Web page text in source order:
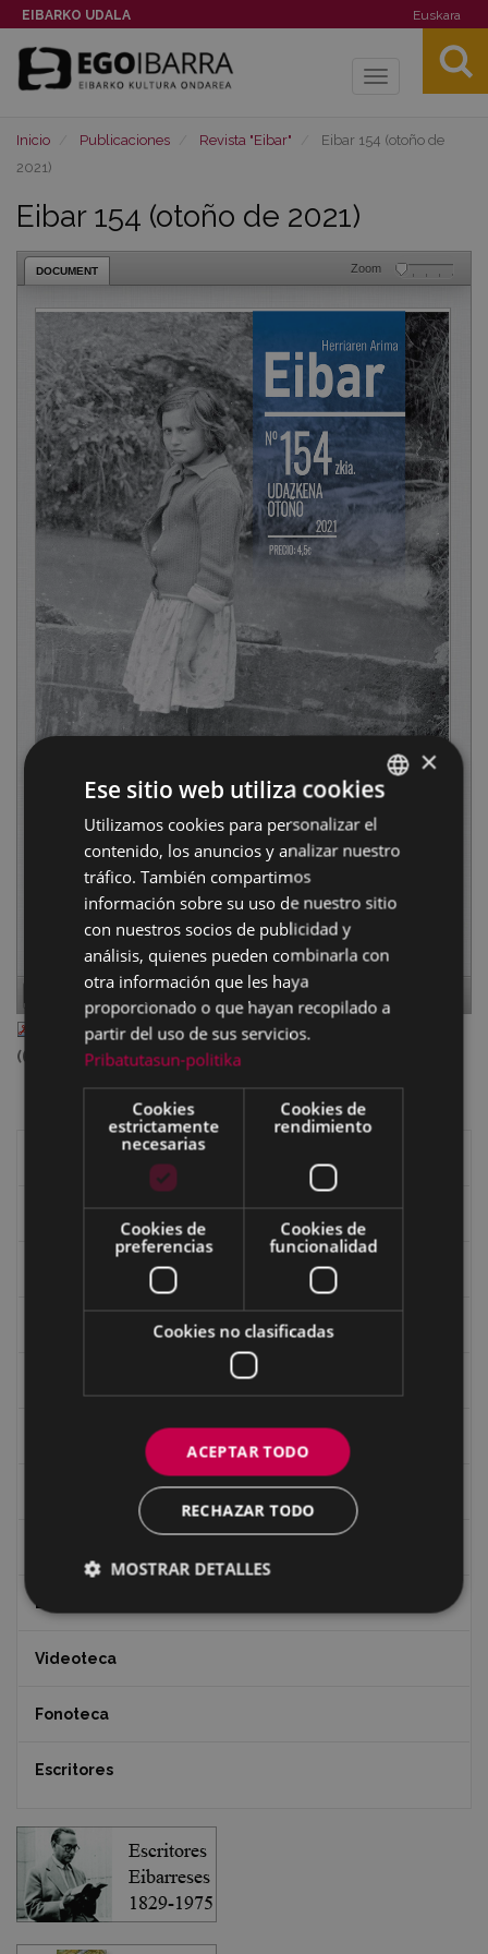
EIBARKO UDALA Euskara
Toggle
Inicio Publicaciones Revista "Eibar"
Eibar 154 (otoño de
2021)
Eibar 154 (otoño de 2021)
DOCUMENT Zoom
of48
eibar 154 linkatuta.pdf— PDF document, 6.01 MB
(6297808 bytes)
Revista "Eibar"
Revista "Gure Herria"
EXFIBAR
Videoteca
Fonoteca
Escritores
BASQUE
SPANISH
×
Ese sitio web utiliza cookies
Utilizamos cookies para personalizar el
contenido, los anuncios y analizar nuestro
tráfico. También compartimos
información sobre su uso de nuestro sitio
con nuestros socios de publicidad y
análisis, quienes pueden combinarla con
otra información que les haya
proporcionado o que hayan recopilado a
partir del uso de sus servicios.
Pribatutasun-politika
Cookies
estrictamente
necesarias
Cookies de
rendimiento
Cookies de
preferencias
Cookies de
funcionalidad
Cookies no clasificadas
ACEPTAR TODO
RECHAZAR TODO
MOSTRAR DETALLES